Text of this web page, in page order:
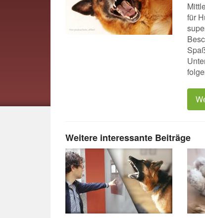
für
Weitere interessante Beiträge